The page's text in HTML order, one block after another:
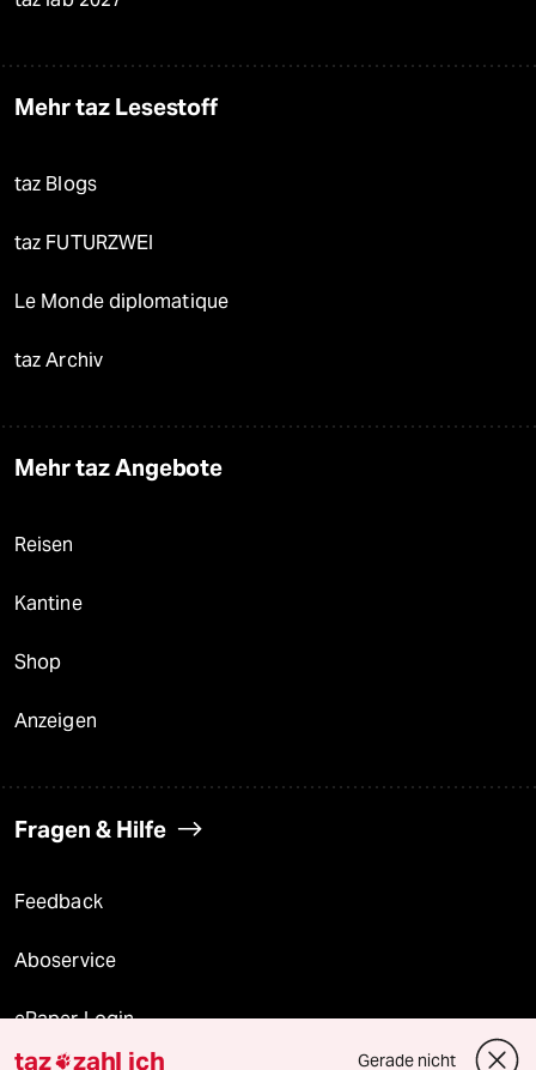
Mehr taz Lesestoff
taz Blogs
taz FUTURZWEI
Le Monde diplomatique
taz Archiv
Mehr taz Angebote
Reisen
Kantine
Shop
Anzeigen
Fragen & Hilfe
Feedback
Aboservice
ePaper Login
taz zahl ich Gerade nicht